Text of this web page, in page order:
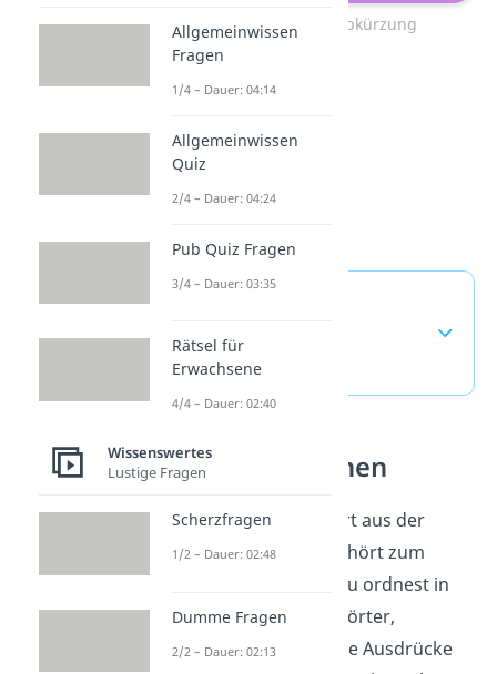
Zum Video: tbh Abkürzung
häufigste Fragen
(ausklappen)
Wörter verstehen
Dito ist ein kurzes Wort aus der
Alltagssprache und gehört zum
Themenfeld Wörter. Du ordnest in
diesem Themenfeld Wörter,
Abkürzungen und feste Ausdrücke
Allgemeinwissen
Fragen
1/4 – Dauer: 04:14
Allgemeinwissen
Quiz
2/4 – Dauer: 04:24
Pub Quiz Fragen
3/4 – Dauer: 03:35
Rätsel für
Erwachsene
4/4 – Dauer: 02:40
Wissenswertes
Lustige Fragen
Scherzfragen
1/2 – Dauer: 02:48
Dumme Fragen
2/2 – Dauer: 02:13